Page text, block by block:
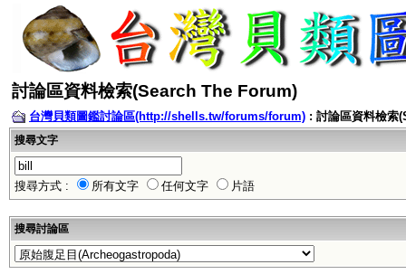
討論區資料檢索(Search The Forum)
台灣貝類圖鑑討論區(http://shells.tw/forums/forum) : 討論區資料檢索
搜尋文字
搜尋方式 : 所有文字 任何文字 片語
搜尋討論區